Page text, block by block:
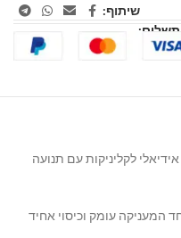
שיתוף:
לקליניקות עם תנועה
המעניקה עומק וכיסוי אחיד